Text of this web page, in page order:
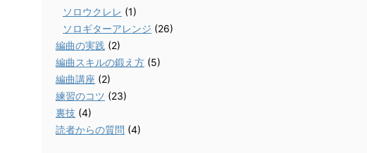
ソロウクレレ (1)
ソロギターアレンジ (26)
編曲の実践 (2)
編曲スキルの鍛え方 (5)
編曲講座 (2)
練習のコツ (23)
裏技 (4)
読者からの質問 (4)